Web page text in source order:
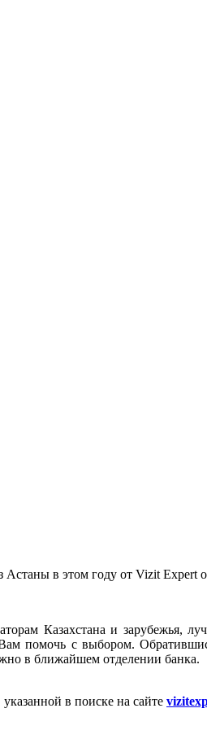
Астаны в этом году от Vizit Expert
Казахстана и зарубежья,
помочь с выбором.
в ближайшем отделении банка.
в поиске на сайте